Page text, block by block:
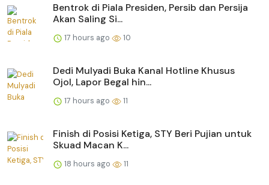
Bentrok di Piala Presiden, Persib dan Persija
Akan Saling Si...
17 hours ago 10
Dedi Mulyadi Buka Kanal Hotline Khusus
Ojol, Lapor Begal hin...
17 hours ago 11
Finish di Posisi Ketiga, STY Beri Pujian untuk
Skuad Macan K...
18 hours ago 11